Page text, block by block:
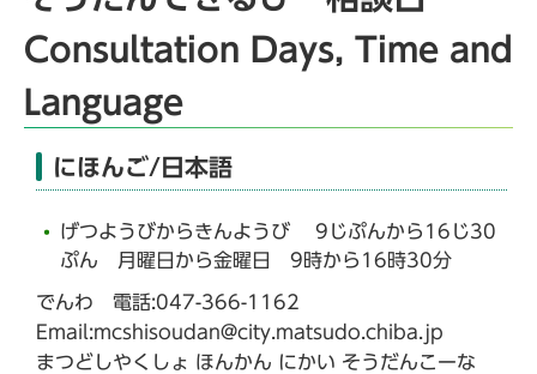
Consultation Days, Time and
Language
にほんご/日本語
げつようびからきんようび 9じぷんから16じ30
ぷん 月曜日から金曜日 9時から16時30分
でんわ 電話:047-366-1162
Email:mcshisoudan@city.matsudo.chiba.jp
まつどしやくしょ ほんかん にかい そうだんこーな